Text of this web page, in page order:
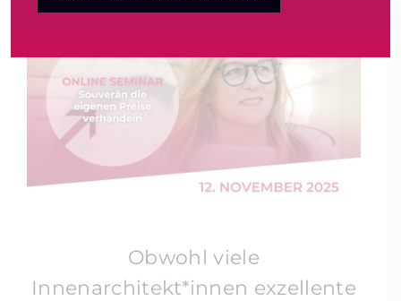
Obwohl viele
Innenarchitekt*innen exzellente